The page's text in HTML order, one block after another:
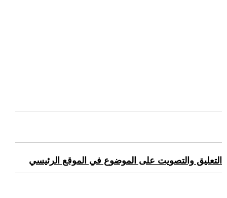
التعليق والتصويت على الموضوع في الموقع الرئيسي